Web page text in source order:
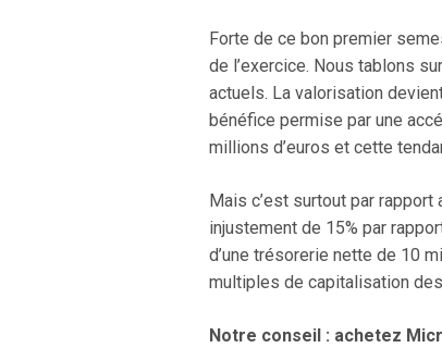
Forte de ce bon premier
de l’exercice. Nous tablons
actuels. La valorisation
bénéfice permise par une
millions d’euros et cette
Mais c’est surtout par
injustement de 15% par
d’une trésorerie nette de 10
multiples de capitalisation
Notre conseil : achetez